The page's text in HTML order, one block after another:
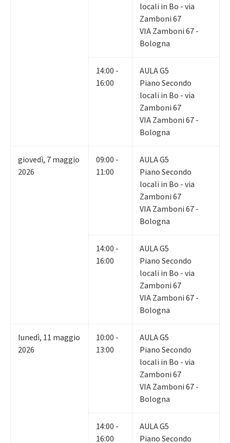
locali in Bo - via
Zamboni 67
VIA Zamboni 67 -
Bologna
14:00 -
16:00
AULA G5
Piano Secondo
locali in Bo - via
Zamboni 67
VIA Zamboni 67 -
Bologna
giovedì, 7maggio
2026
09:00 -
11:00
AULA G5
Piano Secondo
locali in Bo - via
Zamboni 67
VIA Zamboni 67 -
Bologna
14:00 -
16:00
AULA G5
Piano Secondo
locali in Bo - via
Zamboni 67
VIA Zamboni 67 -
Bologna
lunedì, 11 maggio
2026
10:00 -
13:00
AULA G5
Piano Secondo
locali in Bo - via
Zamboni 67
VIA Zamboni 67 -
Bologna
14:00 -
16:00
AULA G5
Piano Secondo